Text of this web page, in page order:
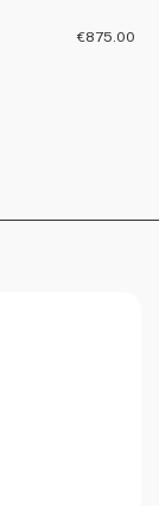
€875.00